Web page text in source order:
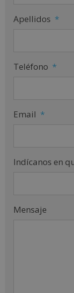
Apellidos *
Teléfono *
Email *
Indícanos en
Mensaje